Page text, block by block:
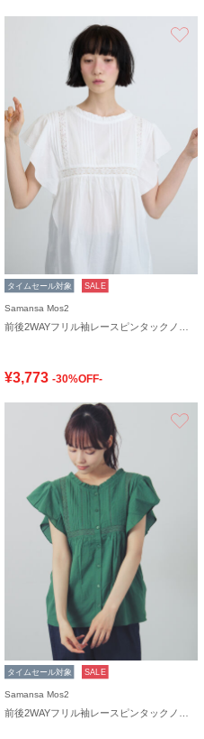
タイムセール対象 SALE
Samansa Mos2
¥3,773 -30%OFF-
タイムセール対象 SALE
Samansa Mos2